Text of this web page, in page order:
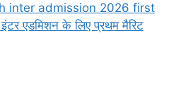
inter admission 2026 first
एडमिशन के लिए प्रथम मैरिट